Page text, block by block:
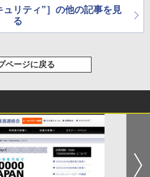
ュリティ”］の他の記事を見
る
ページに戻る